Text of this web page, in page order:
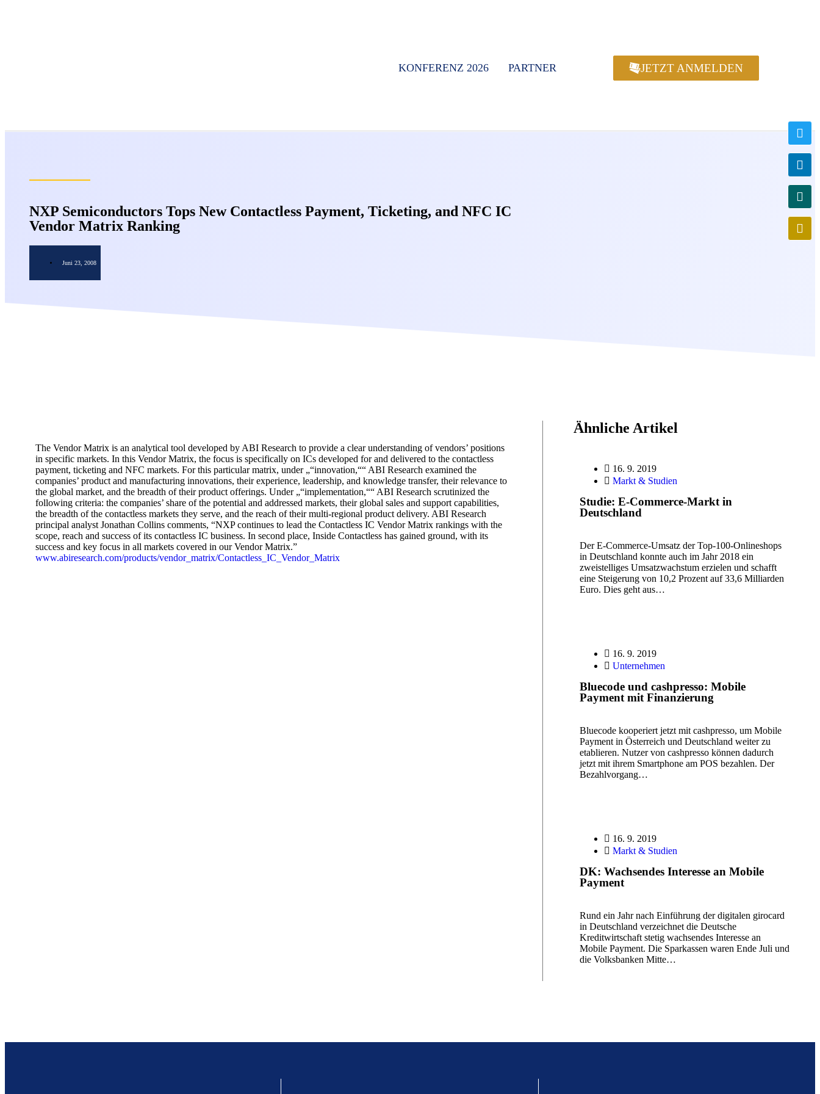
KONFERENZ 2026 PARTNER JETZT ANMELDEN
NXP Semiconductors Tops New Contactless Payment, Ticketing, and NFC IC
Vendor Matrix Ranking
Juni 23, 2008
The Vendor Matrix is an analytical tool developed by ABI Research to provide a clear understanding of vendors’ positions
in specific markets. In this Vendor Matrix, the focus is specifically on ICs developed for and delivered to the contactless
payment, ticketing and NFC markets. For this particular matrix, under „“innovation,““ ABI Research examined the
companies’ product and manufacturing innovations, their experience, leadership, and knowledge transfer, their relevance to
the global market, and the breadth of their product offerings. Under „“implementation,““ ABI Research scrutinized the
following criteria: the companies’ share of the potential and addressed markets, their global sales and support capabilities,
the breadth of the contactless markets they serve, and the reach of their multi-regional product delivery. ABI Research
principal analyst Jonathan Collins comments, “NXP continues to lead the Contactless IC Vendor Matrix rankings with the
scope, reach and success of its contactless IC business. In second place, Inside Contactless has gained ground, with its
success and key focus in all markets covered in our Vendor Matrix.”
www.abiresearch.com/products/vendor_matrix/Contactless_IC_Vendor_Matrix
Ähnliche Artikel
16. 9. 2019
Markt & Studien
Studie: E-Commerce-Markt in
Deutschland
Der E-Commerce-Umsatz der Top-100-Onlineshops
in Deutschland konnte auch im Jahr 2018 ein
zweistelliges Umsatzwachstum erzielen und schafft
eine Steigerung von 10,2 Prozent auf 33,6 Milliarden
Euro. Dies geht aus…
16. 9. 2019
Unternehmen
Bluecode und cashpresso: Mobile
Payment mit Finanzierung
Bluecode kooperiert jetzt mit cashpresso, um Mobile
Payment in Österreich und Deutschland weiter zu
etablieren. Nutzer von cashpresso können dadurch
jetzt mit ihrem Smartphone am POS bezahlen. Der
Bezahlvorgang…
16. 9. 2019
Markt & Studien
DK: Wachsendes Interesse an Mobile
Payment
Rund ein Jahr nach Einführung der digitalen girocard
in Deutschland verzeichnet die Deutsche
Kreditwirtschaft stetig wachsendes Interesse an
Mobile Payment. Die Sparkassen waren Ende Juli und
die Volksbanken Mitte…